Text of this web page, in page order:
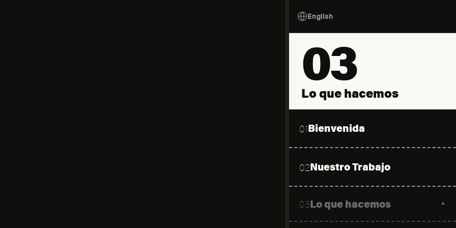
English
03
Lo que hacemos
01Bienvenida
02Nuestro Trabajo
03Lo que hacemos ▼